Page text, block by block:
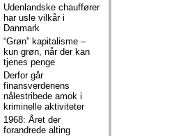
Udenlandske chauffører
har usle vilkår i
Danmark
“Grøn” kapitalisme –
kun grøn, når der kan
tjenes penge
Derfor går
finansverdenens
nålestribede amok i
kriminelle aktiviteter
1968: Året der
forandrede alting